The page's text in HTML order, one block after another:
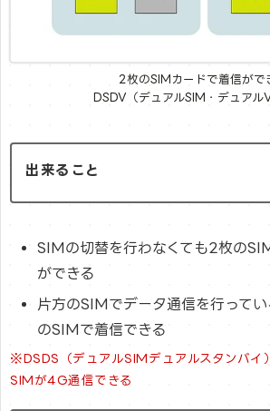
2枚のSIMカードで着信がで
DSDV（デュアルSIM・デュアル
出来ること
SIMの切替を行わなくても2枚の
ができる
片方のSIMでデータ通信を行って
のSIMで着信できる
※DSDS（デュアルSIMデュアルスタンバイ
SIMが4G通信できる